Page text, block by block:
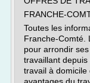
FRANCHE-
Toutes les
Franche-Comté.
pour arrondir
travaillant
travail à